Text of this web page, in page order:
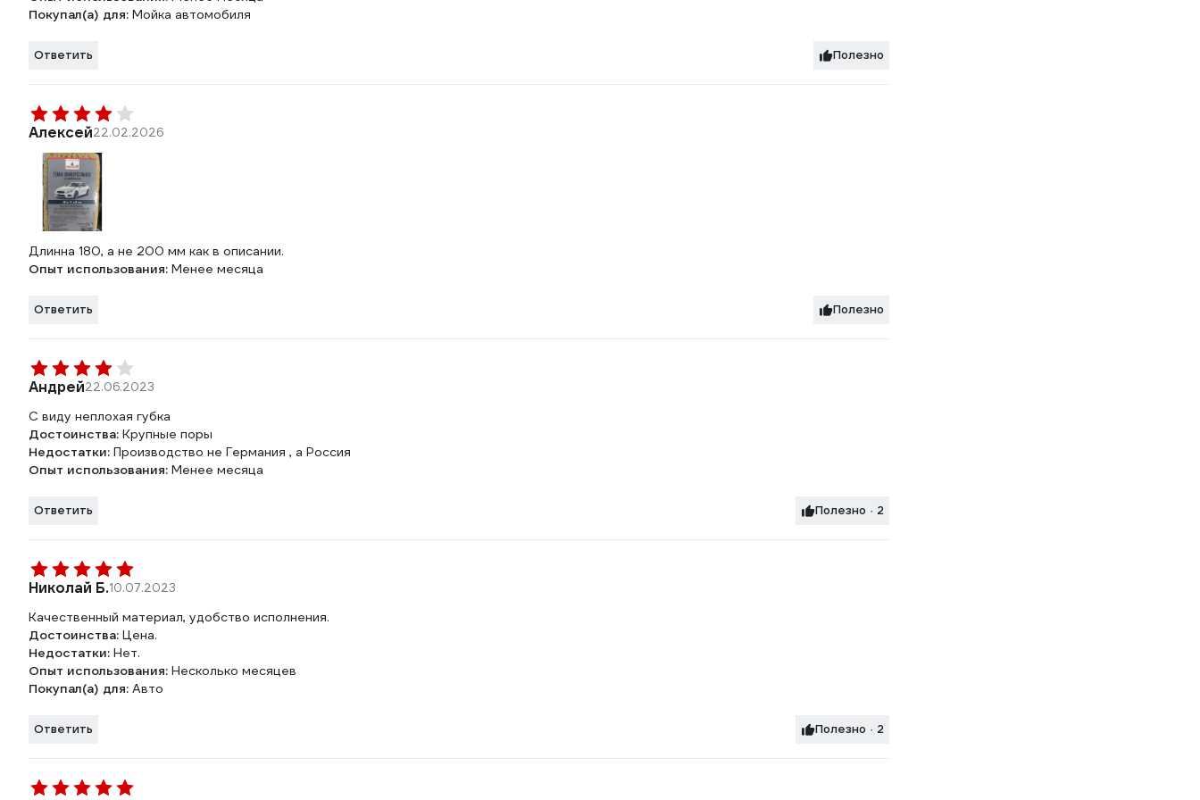
Покупал(а) для: Мойка автомобиля
Ответить Полезно
Алексей22.02.2026
Длинна 180, а не 200 мм как в описании.
Опыт использования: Менее месяца
Ответить Полезно
Андрей22.06.2023
С виду неплохая губка
Достоинства: Крупные поры
Недостатки: Производство не Германия , а Россия
Опыт использования: Менее месяца
Ответить Полезно · 2
Николай Б.10.07.2023
Качественный материал, удобство исполнения.
Достоинства: Цена.
Недостатки: Нет.
Опыт использования: Несколько месяцев
Покупал(а) для: Авто
Ответить Полезно · 2